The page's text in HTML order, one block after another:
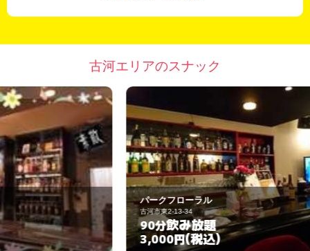
古河エリアのスナック
パークフローラル
古河市東2-13-34
90分飲み放題
3,000円(税込)
古